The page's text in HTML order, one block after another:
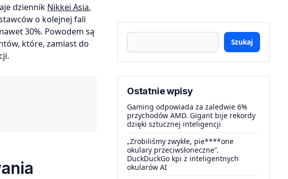
dziennik Nikkei Asia,
o kolejnej fali
30%. Powodem są
które, zamiast do
Szukaj
Ostatnie wpisy
Gaming odpowiada za zaledwie 6%
przychodów AMD. Gigant bije rekordy
dzięki sztucznej inteligencji
„Zrobiliśmy zwykłe, pie****one
okulary przeciwsłoneczne”.
DuckDuckGo kpi z inteligentnych
okularów AI